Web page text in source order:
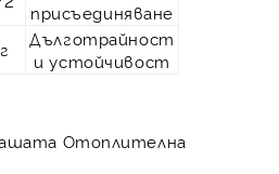
присъединяване
Дълготрайност
и устойчивост
Отоплителна